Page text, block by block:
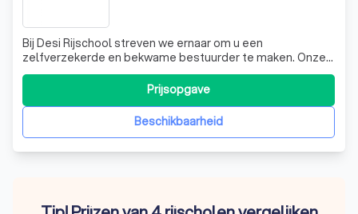
Bij Desi Rijschool streven we ernaar om u een
zelfverzekerde en bekwame bestuurder te maken. Onze
professionele instructeurs bieden zowel praktijk- als
theorielessen aan, in een volledig uitgeruste leswagen. Of
u nu een beginner bent of al enige ervaring heeft, wij
passen onze lessen aan uw behoefte
Beschikbaarheid
Prijsopgave